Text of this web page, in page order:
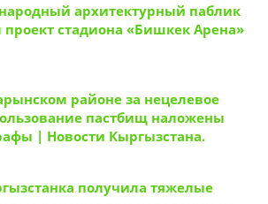
архитектурный паблик
проект стадиона «Бишкек Арена»
районе за нецелевое
пастбищ наложены
| Новости Кыргызстана.
получила тяжелые